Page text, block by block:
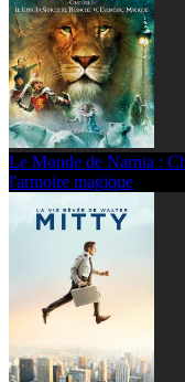
Le Monde de Narnia :
l'armoire magique